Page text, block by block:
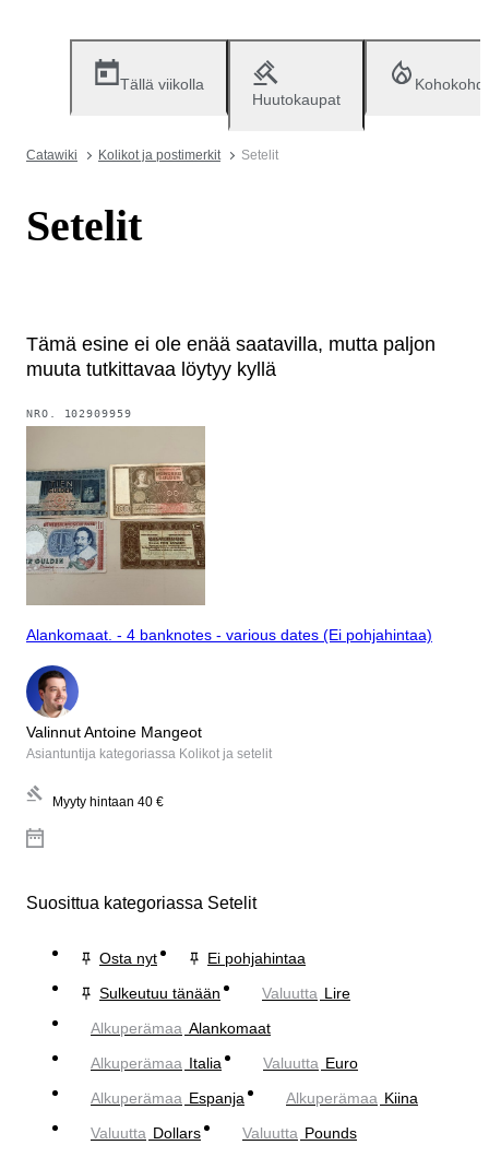
Tällä viikolla
Huutokaupat
Catawiki Kolikot ja postimerkit Setelit
Setelit
Tämä esine ei ole enää saatavilla, mutta paljon
muuta tutkittavaa löytyy kyllä
NRO. 102909959
Alankomaat. - 4 banknotes - various dates (Ei pohjahintaa)
Valinnut Antoine Mangeot
Asiantuntija kategoriassa Kolikot ja setelit
Myyty hintaan 40 €
Suosittua kategoriassa Setelit
Osta nyt
Ei pohjahintaa
Sulkeutuu tänään
Valuutta Lire
Alkuperämaa Alankomaat
Alkuperämaa Italia Valuutta Euro
Alkuperämaa Espanja Alkuperämaa Kiina
Valuutta Dollars Valuutta Pounds